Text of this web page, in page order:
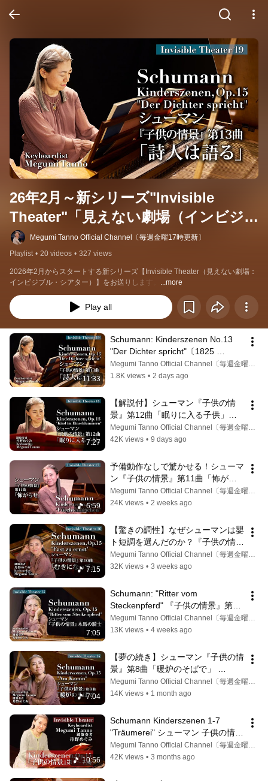
26年2月～新シリーズ"Invisible
Theater"「見えない劇場（インビジ
ブル・シアター）」
Megumi Tanno Official Channel〔毎週金曜17時更新〕
Playlist • 20 videos • 327 views
2026年2月からスタートする新シリーズ【Invisible Theater（見えない劇場：
インビジブル・シアター）】をお送りします。 ...more
Play all
11:33
Schumann: Kinderszenen No.13
"Der Dichter spricht"〔1825
Fortepiano〕シューマン『子供の情
景』終曲「詩人は語る」回帰する精
Megumi Tanno Official Channel〔毎週金曜17時更新〕
1.8K views • 2 days ago
7:27
【解説付】シューマン『子供の情
景』第12曲「眠りに入る子供」終
曲へ続く特別な橋渡し。|
Schumann: Kinderszenen No.12
Megumi Tanno Official Channel〔毎週金曜17時更新〕
42K views • 9 days ago
6:59
予備動作なしで驚かせる！シューマ
ン『子供の情景』第11曲「怖がら
せ」| Schumann: No.11
"Fürchtenmachen"〔1825
Megumi Tanno Official Channel〔毎週金曜17時更新〕
24K views • 2 weeks ago
7:15
【驚きの調性】なぜシューマンは嬰
ト短調を選んだのか？『子供の情
景』第10曲「むきになって」|
Schumann: Kinderszenen No.10
Megumi Tanno Official Channel〔毎週金曜17時更新〕
32K views • 3 weeks ago
7:05
Schumann: "Ritter vom
Steckenpferd" 『子供の情景』第9
曲「木馬の騎士」 鉄骨を持たない
ピアノが歌うシューマンの隠された
Megumi Tanno Official Channel〔毎週金曜17時更新〕
13K views • 4 weeks ago
7:04
【夢の続き】シューマン『子供の情
景』第8曲「暖炉のそばで」
Schumann: Kinderszenen "Am
Kamin" (By the Fireside) 〔1825
Megumi Tanno Official Channel〔毎週金曜17時更新〕
14K views • 1 month ago
10:56
Schumann Kinderszenen 1-7
"Träumerei" シューマン 子供の情景
第1曲〜第7曲「トロイメライ」
【演奏のみ】 Megumi
Megumi Tanno Official Channel〔毎週金曜17時更新〕
42K views • 3 months ago